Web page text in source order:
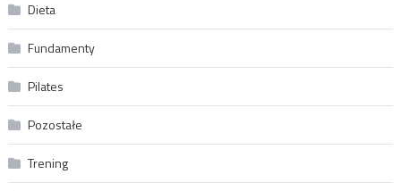
Dieta
Fundamenty
Pilates
Pozostałe
Trening